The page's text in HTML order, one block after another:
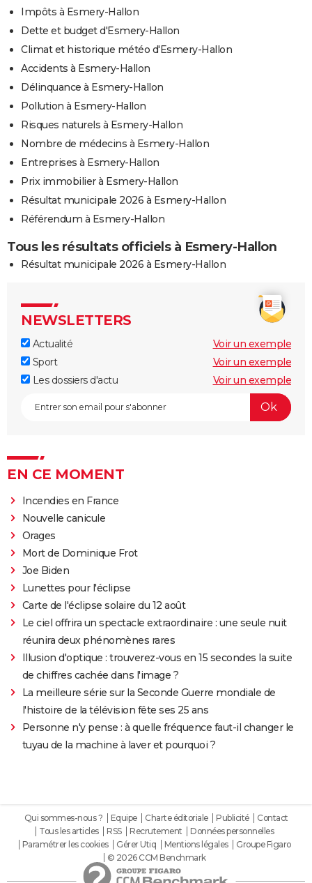
Impôts à Esmery-Hallon
Dette et budget d'Esmery-Hallon
Climat et historique météo d'Esmery-Hallon
Accidents à Esmery-Hallon
Délinquance à Esmery-Hallon
Pollution à Esmery-Hallon
Risques naturels à Esmery-Hallon
Nombre de médecins à Esmery-Hallon
Entreprises à Esmery-Hallon
Prix immobilier à Esmery-Hallon
Résultat municipale 2026 à Esmery-Hallon
Référendum à Esmery-Hallon
Tous les résultats officiels à Esmery-Hallon
Résultat municipale 2026 à Esmery-Hallon
NEWSLETTERS
Actualité
Voir un exemple
Sport
Voir un exemple
Les dossiers d'actu
Voir un exemple
EN CE MOMENT
Incendies en France
Nouvelle canicule
Orages
Mort de Dominique Frot
Joe Biden
Lunettes pour l'éclipse
Carte de l'éclipse solaire du 12 août
Le ciel offrira un spectacle extraordinaire : une seule nuit
réunira deux phénomènes rares
Illusion d'optique : trouverez-vous en 15 secondes la suite
de chiffres cachée dans l'image ?
La meilleure série sur la Seconde Guerre mondiale de
l'histoire de la télévision fête ses 25 ans
Personne n'y pense : à quelle fréquence faut-il changer le
tuyau de la machine à laver et pourquoi ?
Qui sommes-nous ? Equipe Charte éditoriale Publicité
Contact
Tous les articles
RSS Recrutement
Données personnelles
Paramétrer les cookies
Gérer Utiq Mentions légales
Groupe Figaro
© 2026 CCM Benchmark